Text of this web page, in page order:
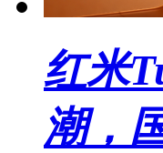
红米
潮，